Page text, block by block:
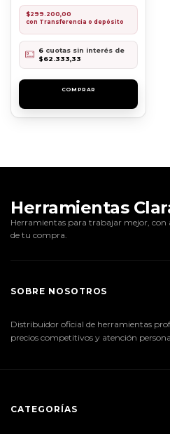
$299.200,00
con Transferencia o depósito
6 cuotas sin interés de
$62.333,33
COMPRAR
Herramientas
Herramientas para trabajar mejor, con
de tu compra.
SOBRE NOSOTROS
Distribuidor oficial de herramientas
precios competitivos y atención
CATEGORÍAS